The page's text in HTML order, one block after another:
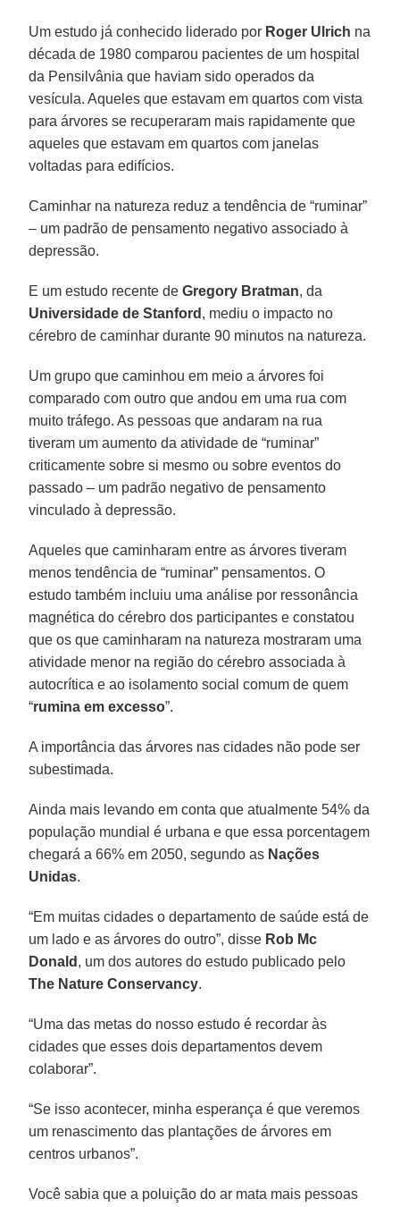
Um estudo já conhecido liderado por Roger Ulrich na
década de 1980 comparou pacientes de um hospital
da Pensilvânia que haviam sido operados da
vesícula. Aqueles que estavam em quartos com vista
para árvores se recuperaram mais rapidamente que
aqueles que estavam em quartos com janelas
voltadas para edifícios.
Caminhar na natureza reduz a tendência de “ruminar”
– um padrão de pensamento negativo associado à
depressão.
E um estudo recente deGregory Bratman, da
Universidade de Stanford , mediu o impacto no
cérebro de caminhar durante 90 minutos na natureza.
Um grupo que caminhou em meio a árvores foi
comparado com outro que andou em uma rua com
muito tráfego. As pessoas que andaram na rua
tiveram um aumento da atividade de “ruminar”
criticamente sobre si mesmo ou sobre eventos do
passado – um padrão negativo de pensamento
vinculado à depressão.
Aqueles que caminharam entre as árvores tiveram
menos tendência de “ruminar” pensamentos. O
estudo também incluiu uma análise por ressonância
magnética do cérebro dos participantes e constatou
que os que caminharam na natureza mostraram uma
atividade menor na região do cérebro associada à
autocrítica e ao isolamento social comum de quem
“rumina em excesso”.
A importância das árvores nas cidades não pode ser
subestimada.
Ainda mais levando em conta que atualmente 54% da
população mundial é urbana e que essa porcentagem
chegará a 66% em 2050, segundo as Nações
Unidas.
“Em muitas cidades o departamento de saúde está de
um lado e as árvores do outro”, disse Rob Mc
Donald , um dos autores do estudo publicado pelo
The Nature Conservancy.
“Uma das metas do nosso estudo é recordar às
cidades que esses dois departamentos devem
colaborar”.
“Se isso acontecer, minha esperança é que veremos
um renascimento das plantações de árvores em
centros urbanos”.
Você sabia que a poluição do ar mata mais pessoas